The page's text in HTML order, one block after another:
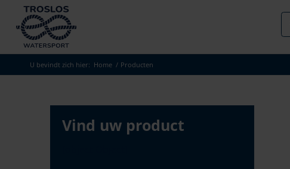
search
results
U bevindt zich hier: Home / Producten
Vind uw product